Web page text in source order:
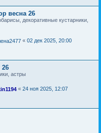
весна 26
декоративные кустарники,
« 02 дек 2025, 20:00
26
астры
« 24 ноя 2025, 12:07